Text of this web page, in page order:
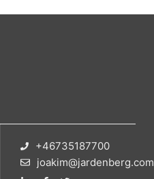
+46735187700
joakim@jardenberg.com